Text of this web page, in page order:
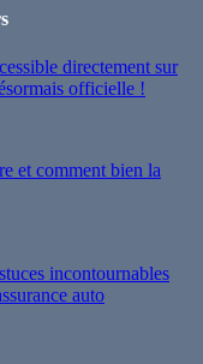
directement sur
officielle !
et comment bien la
incontournables
auto